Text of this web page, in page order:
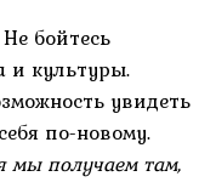
Не бойтесь
и культуры.
увидеть
по-новому.
мы получаем там,